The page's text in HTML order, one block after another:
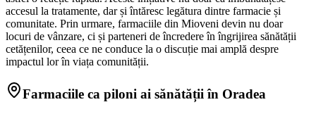
accesul la tratamente, dar și întăresc legătura dintre farmacie și
comunitate. Prin urmare, farmaciile din Mioveni devin nu doar
locuri de vânzare, ci și parteneri de încredere în îngrijirea sănătății
cetățenilor, ceea ce ne conduce la o discuție mai amplă despre
impactul lor în viața comunității.
Farmaciile ca piloni ai sănătății în Oradea